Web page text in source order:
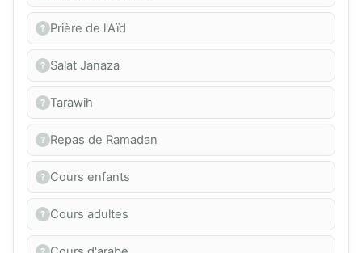
Prière de l'Aïd
Salat Janaza
Tarawih
Repas de Ramadan
Cours enfants
Cours adultes